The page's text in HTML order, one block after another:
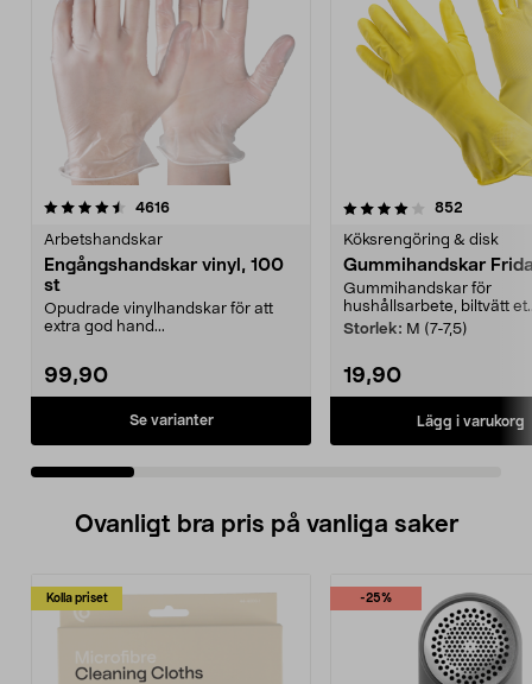
4616recensioner
Arbetshandskar
Engångshandskar vinyl, 100
st
Opudrade vinylhandskar för att
extra god hand...
99,90
Se varianter
4.0 av 5 stjärnor 852
Köksrengöring & disk
Gummihandskar
Gummihandskar för
hushållsarbete, biltvätt
Storlek: M (7-7,5)
19,90
Lägg i varukorg
4.0 av 5 stjärnor
Ovanligt bra pris på vanliga saker
Kolla priset -25%